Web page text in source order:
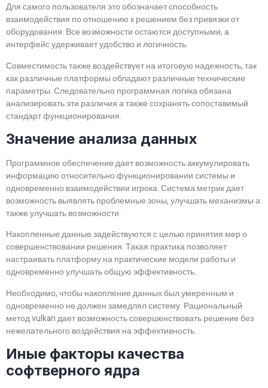
Для самого пользователя это обозначает способность
взаимодействия по отношению к решением без привязки от
оборудования. Все возможности остаются доступными, а
интерфейс удерживает удобство и логичность.
Совместимость также воздействует на итоговую надежность, так
как различные платформы обладают различные технические
параметры. Следовательно программная логика обязана
анализировать эти различия а также сохранять сопоставимый
стандарт функционирования.
Значение анализа данных
Программное обеспечение дает возможность аккумулировать
информацию относительно функционировании системы и
одновременно взаимодействии игрока. Система метрик дает
возможность выявлять проблемные зоны, улучшать механизмы а
также улучшать возможности.
Накопленные данные задействуются с целью принятия мер о
совершенствовании решения. Такая практика позволяет
настраивать платформу на практические модели работы и
одновременно улучшать общую эффективность.
Необходимо, чтобы накопление данных был умеренным и
одновременно не должен замедлял систему. Рациональный
метод vulkan дает возможность совершенствовать решение без
нежелательного воздействия на эффективность.
Иные факторы качества
софтверного ядра